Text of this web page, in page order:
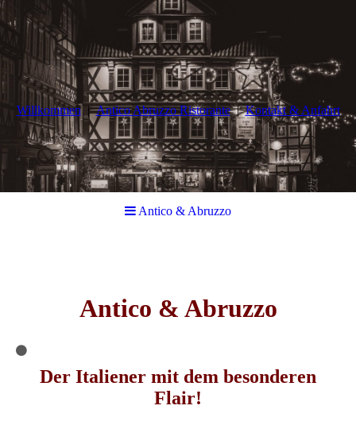
Willkommen Antico Abruzzo Ristorante Kontakt & Anfahrt
Antico & Abruzzo
Antico & Abruzzo
Der Italiener mit dem besonderen
Flair!